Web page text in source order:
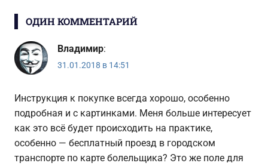
ОДИН КОММЕНТАРИЙ
Владимир:
31.01.2018 в 14:51
Инструкция к покупке всегда хорошо, особенно
подробная и с картинками. Меня больше интересует
как это всё будет происходить на практике,
особенно — бесплатный проезд в городском
транспорте по карте болельщика? Это же поле для